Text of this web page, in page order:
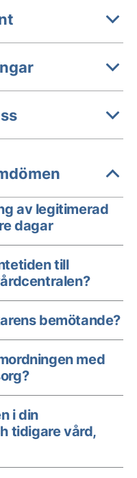
av legitimerad
dagar
till
bemötande?
med
i din
tidigare vård,